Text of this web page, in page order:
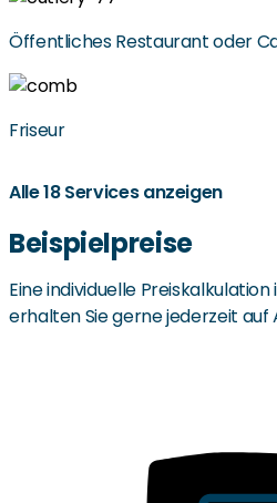
Öffentliches Restaurant oder
Friseur
Ausflüge
Hauseigener Minibus
KorianFit-Spielekonsole
Nähe zu Supermärkten
Nähe zu ÖPNV
Wäschedienst
Café im Haus
Fahrdienst
Einkaufsservice
Alle 18 Services anzeigen
Beispielpreise
Eine individuelle
erhalten Sie gerne jederzeit auf